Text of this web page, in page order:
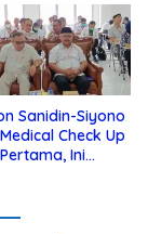
Sanidin-Siyono
Check Up
Ini